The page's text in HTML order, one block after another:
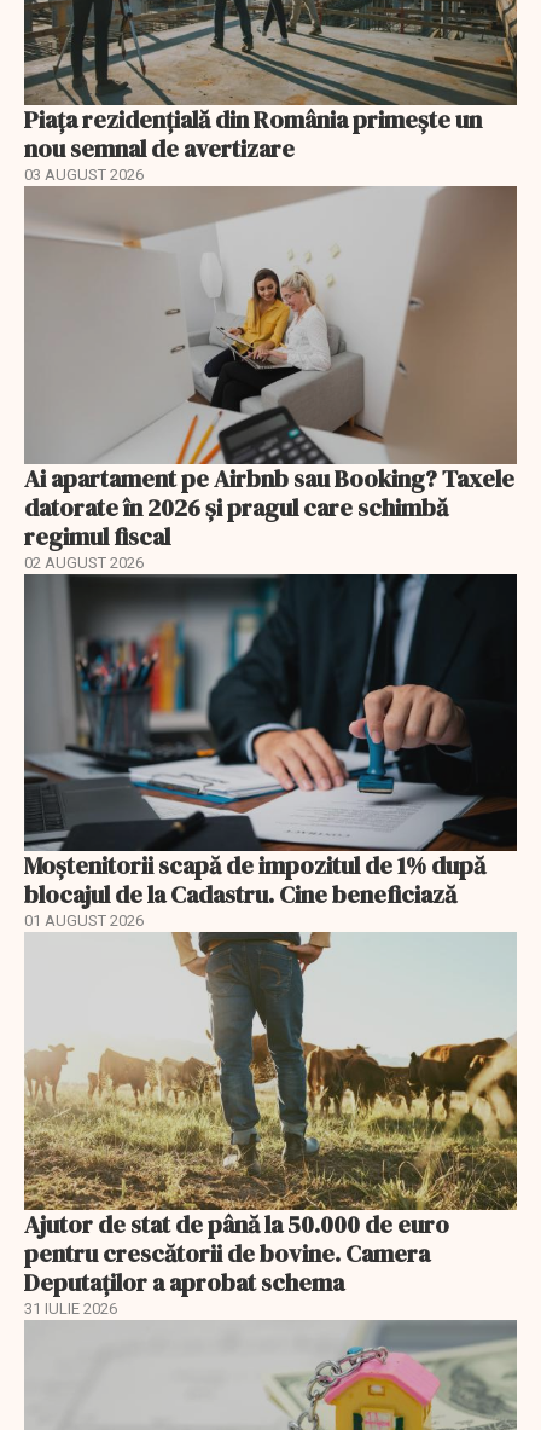
Piața rezidențială din România primește un
nou semnal de avertizare
03 AUGUST 2026
Ai apartament pe Airbnb sau Booking? Taxele
datorate în 2026 și pragul care schimbă
regimul fiscal
02 AUGUST 2026
Moștenitorii scapă de impozitul de 1% după
blocajul de la Cadastru. Cine beneficiază
01 AUGUST 2026
Ajutor de stat de până la 50.000 de euro
pentru crescătorii de bovine. Camera
Deputaților a aprobat schema
31 IULIE 2026